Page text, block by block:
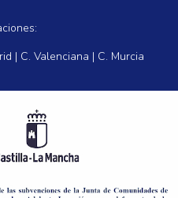
| C. Valenciana | C. Murcia